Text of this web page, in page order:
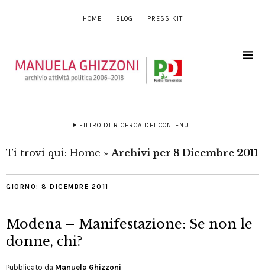
HOME BLOG PRESS KIT
FILTRO DI RICERCA DEI CONTENUTI
Ti trovi qui: Home » Archivi per 8 Dicembre 2011
GIORNO: 8 DICEMBRE 2011
Modena – Manifestazione: Se non le
donne, chi?
Pubblicato da Manuela Ghizzoni